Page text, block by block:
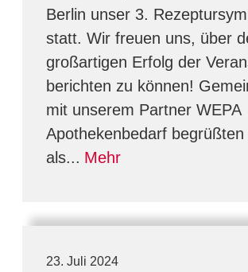
Berlin unser 3.
statt. Wir freuen uns, über
großartigen Erfolg der
berichten zu können!
mit unserem Partner WEPA
Apothekenbedarf
als... Mehr
23. Juli 2024